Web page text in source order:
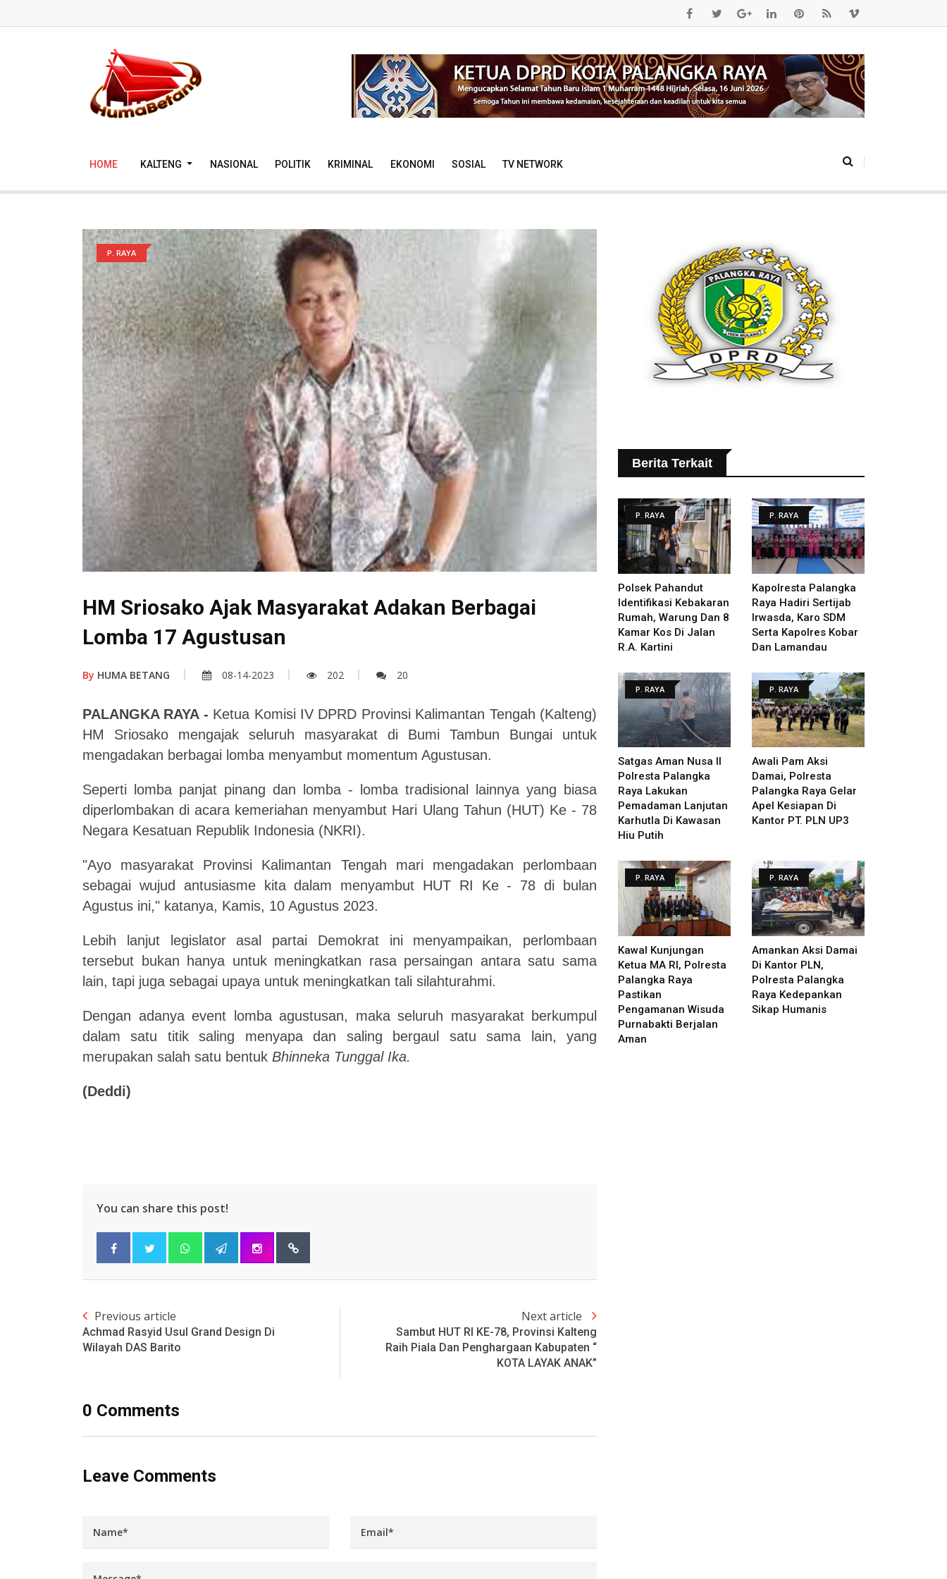
HOME KALTENG NASIONAL POLITIK KRIMINAL EKONOMI SOSIAL TV NETWORK
P. RAYA
HM Sriosako Ajak Masyarakat Adakan Berbagai
Lomba 17 Agustusan
By HUMA BETANG 08-14-2023 202 20
PALANGKA RAYA - Ketua Komisi IV DPRD Provinsi Kalimantan Tengah (Kalteng)
HM Sriosako mengajak seluruh masyarakat di Bumi Tambun Bungai untuk
mengadakan berbagai lomba menyambut momentum Agustusan.
Seperti lomba panjat pinang dan lomba - lomba tradisional lainnya yang biasa
diperlombakan di acara kemeriahan menyambut Hari Ulang Tahun (HUT) Ke - 78
Negara Kesatuan Republik Indonesia (NKRI).
"Ayo masyarakat Provinsi Kalimantan Tengah mari mengadakan perlombaan
sebagai wujud antusiasme kita dalam menyambut HUT RI Ke - 78 di bulan
Agustus ini," katanya, Kamis, 10 Agustus 2023.
Lebih lanjut legislator asal partai Demokrat ini menyampaikan, perlombaan
tersebut bukan hanya untuk meningkatkan rasa persaingan antara satu sama
lain, tapi juga sebagai upaya untuk meningkatkan tali silahturahmi.
Dengan adanya event lomba agustusan, maka seluruh masyarakat berkumpul
dalam satu titik saling menyapa dan saling bergaul satu sama lain, yang
merupakan salah satu bentuk Bhinneka Tunggal Ika.
(Deddi)
You can share this post!
Previous article
Achmad Rasyid Usul Grand Design Di
Wilayah DAS Barito
Next article
Sambut HUT RI KE-78, Provinsi Kalteng
Raih Piala Dan Penghargaan Kabupaten “
KOTA LAYAK ANAK”
0 Comments
Leave Comments
Berita Terkait
P. RAYA
Polsek Pahandut
Identifikasi Kebakaran
Rumah, Warung Dan 8
Kamar Kos Di Jalan
R.A. Kartini
P. RAYA
Kapolresta Palangka
Raya Hadiri Sertijab
Irwasda, Karo SDM
Serta Kapolres Kobar
Dan Lamandau
P. RAYA
Satgas Aman Nusa II
Polresta Palangka
Raya Lakukan
Pemadaman Lanjutan
Karhutla Di Kawasan
Hiu Putih
P. RAYA
Awali Pam Aksi
Damai, Polresta
Palangka Raya Gelar
Apel Kesiapan Di
Kantor PT. PLN UP3
P. RAYA
Kawal Kunjungan
Ketua MA RI, Polresta
Palangka Raya
Pastikan
Pengamanan Wisuda
Purnabakti Berjalan
Aman
P. RAYA
Amankan Aksi Damai
Di Kantor PLN,
Polresta Palangka
Raya Kedepankan
Sikap Humanis